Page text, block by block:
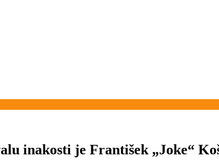
inakosti je František „Joke“